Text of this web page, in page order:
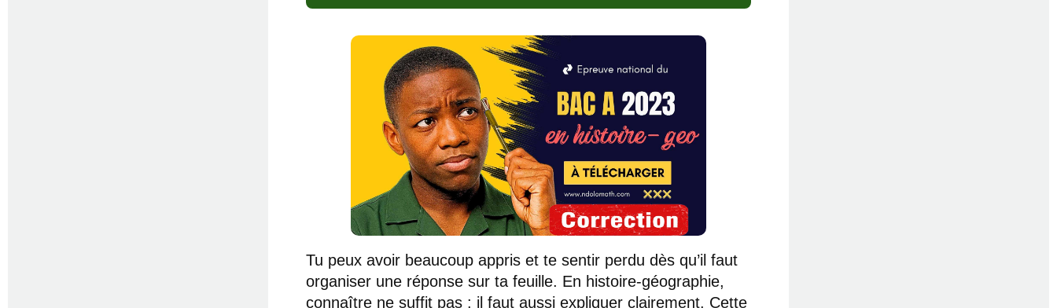
Tu peux avoir beaucoup appris et te sentir perdu dès qu’il faut
organiser une réponse sur ta feuille. En histoire-géographie,
connaître ne suffit pas : il faut aussi expliquer clairement. Cette